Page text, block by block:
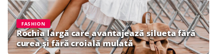
FASHION
Rochia largă care avantajează silueta fără
curea și fără croială mulată